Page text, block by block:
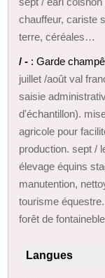
chauffeur, cariste
terre, céréales…
/ - : Garde
juillet /août val
saisie
d'échantillon).
agricole pour
production. sept /
élevage équins
manutention,
tourisme
forêt de
Langues